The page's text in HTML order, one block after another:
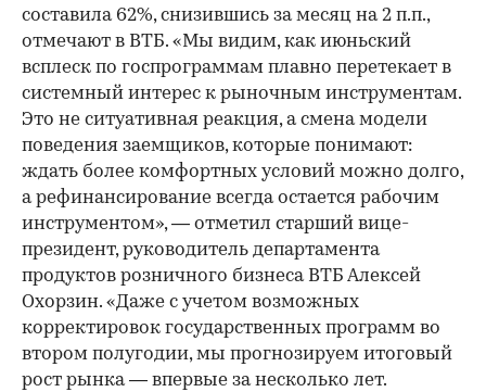
составила 62%, снизившись за месяц на 2 п.п.,
отмечают в ВТБ. «Мы видим, как июньский
всплеск по госпрограммам плавно перетекает в
системный интерес к рыночным инструментам.
Это не ситуативная реакция, а смена модели
поведения заемщиков, которые понимают:
ждать более комфортных условий можно долго,
а рефинансирование всегда остается рабочим
инструментом», — отметил старший вице-
президент, руководитель департамента
продуктов розничного бизнеса ВТБ Алексей
Охорзин. «Даже с учетом возможных
корректировок государственных программ во
втором полугодии, мы прогнозируем итоговый
рост рынка — впервые за несколько лет.